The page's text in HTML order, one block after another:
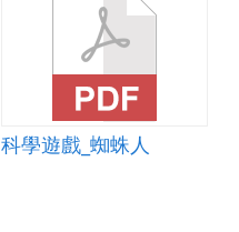
科學遊戲_蜘蛛人